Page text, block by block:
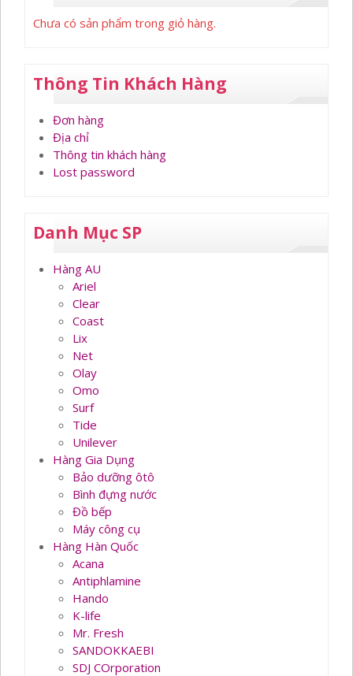
Chưa có sản phẩm trong giỏ hàng.
Thông Tin Khách Hàng
Đơn hàng
Địa chỉ
Thông tin khách hàng
Lost password
Danh Mục SP
Hàng AU
Ariel
Clear
Coast
Lix
Net
Olay
Omo
Surf
Tide
Unilever
Hàng Gia Dụng
Bảo dưỡng ôtô
Bình đựng nước
Đồ bếp
Máy công cụ
Hàng Hàn Quốc
Acana
Antiphlamine
Hando
K-life
Mr. Fresh
SANDOKKAEBI
SDJ COrporation